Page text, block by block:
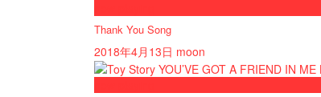
Thank You Song
2018年4月13日 moon